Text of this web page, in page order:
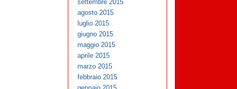
settembre 2015
agosto 2015
luglio 2015
giugno 2015
maggio 2015
aprile 2015
marzo 2015
febbraio 2015